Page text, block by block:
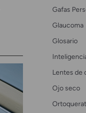
Gafas
Glaucoma
Glosario
Lentes de
Ojo seco